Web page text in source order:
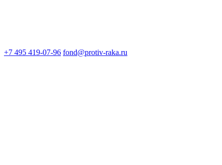
+7 495 419-07-96 fond@protiv-raka.ru